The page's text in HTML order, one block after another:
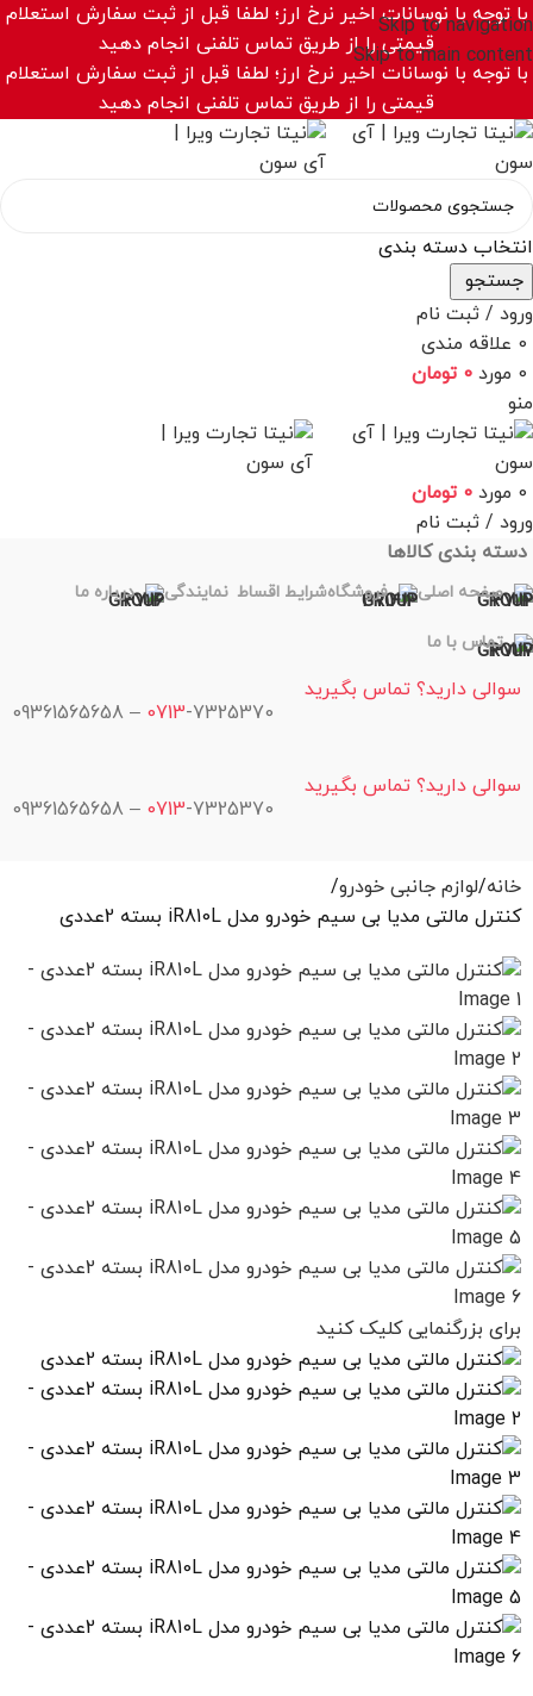
Skip to navigation
Skip to main content
با توجه با نوسانات اخیر نرخ ارز؛ لطفا قبل از ثبت سفارش استعلام
قیمتی را از طریق تماس تلفنی انجام دهید
با توجه با نوسانات اخیر نرخ ارز؛ لطفا قبل از ثبت سفارش استعلام
قیمتی را از طریق تماس تلفنی انجام دهید
انتخاب دسته بندی
جستجو
ورود / ثبت نام
0 علاقه مندی
0 مورد 0 تومان
منو
0 مورد 0 تومان
ورود / ثبت نام
دسته بندی کالاها
صفحه اصلی فروشگاهشرایط اقساط نمایندگی درباره ما
تماس با ما
سوالی دارید؟ تماس بگیرید
0713-7325370 – 09361565658
سوالی دارید؟ تماس بگیرید
0713-7325370 – 09361565658
خانه لوازم جانبی خودرو
کنترل مالتی مدیا بی سیم خودرو مدل iR810L بسته 2عددی
برای بزرگنمایی کلیک کنید